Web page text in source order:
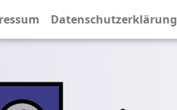
Datenschutzerklärung